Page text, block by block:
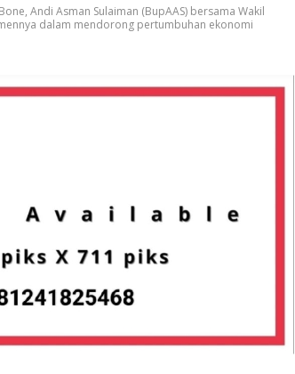
Andi Asman Sulaiman (BupAAS) bersama Wakil
dalam mendorong pertumbuhan ekonomi